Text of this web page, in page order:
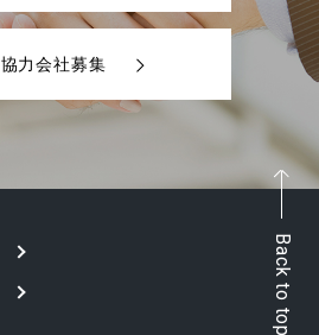
Back to top
協力会社募集